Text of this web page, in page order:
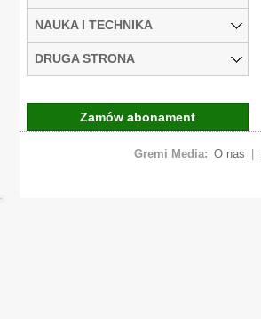
NAUKA I TECHNIKA
DRUGA STRONA
Zamów abonament
Gremi Media: O nas